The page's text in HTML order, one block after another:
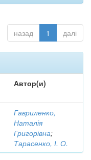
назад 1 далі
Автор(и)
Гавриленко,
Наталія
Григорівна;
Тарасенко, І. О.